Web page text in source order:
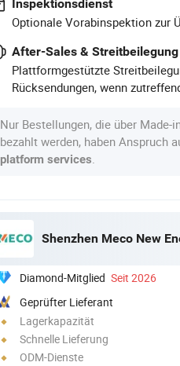
Inspektionsdienst
Optionale Vorabinspektion zur
After-Sales & Streitbeilegung
Plattformgestützte
Rücksendungen, wenn
Nur Bestellungen, die über Made-
bezahlt werden, haben Anspruch
platform services
Shenzhen Meco New
Diamond-Mitglied Seit 2026
Geprüfter Lieferant
Lagerkapazität
Schnelle Lieferung
ODM-Dienste